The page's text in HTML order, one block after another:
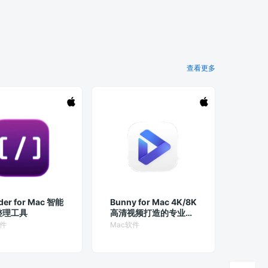
查看更多
for Mac 智能
理工具
Bunny for Mac 4K/8K
高清视频打造的专业播
放器
Mac软件